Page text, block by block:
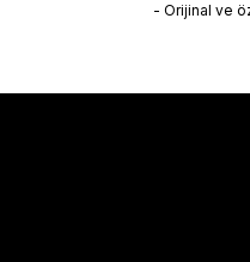
- Orijinal ve